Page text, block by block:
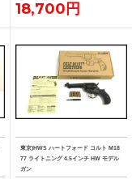
18,700円
東京)HWS ハートフォード コルト M18
77 ライトニング 4.5インチ HW モデル
ガン